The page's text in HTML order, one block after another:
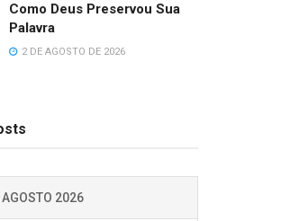
Como Deus Preservou Sua
Palavra
2 DE AGOSTO DE 2026
AGOSTO 2026